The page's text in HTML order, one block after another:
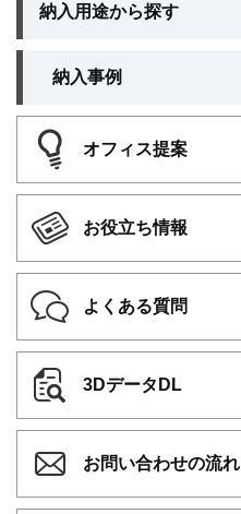
納入用途から探す
納入事例
オフィス提案
お役立ち情報
よくある質問
3DデータDL
お問い合わせの流れ